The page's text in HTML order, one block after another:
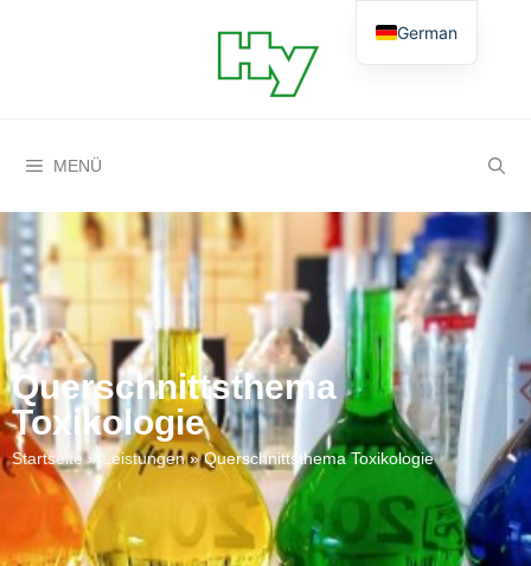
MENÜ
Querschnittsthema
Toxikologie
Startseite» Leistungen»Querschnittsthema Toxikologie
German